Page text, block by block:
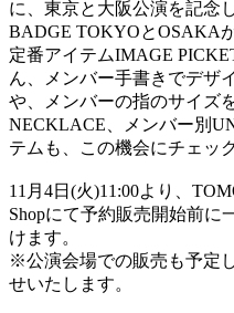
に、東京と大阪公演を記念
BADGE TOKYOとOSAKA
定番アイテムIMAGE
ん、メンバー手書きでデザ
や、メンバーの指のサイズ
NECKLACE、メンバー別
テムも、この機会にチェッ
11月4日(火)11:00より、
Shopにて予約販売開始前に
けます。
※公演会場での販売も予定
せいたします。